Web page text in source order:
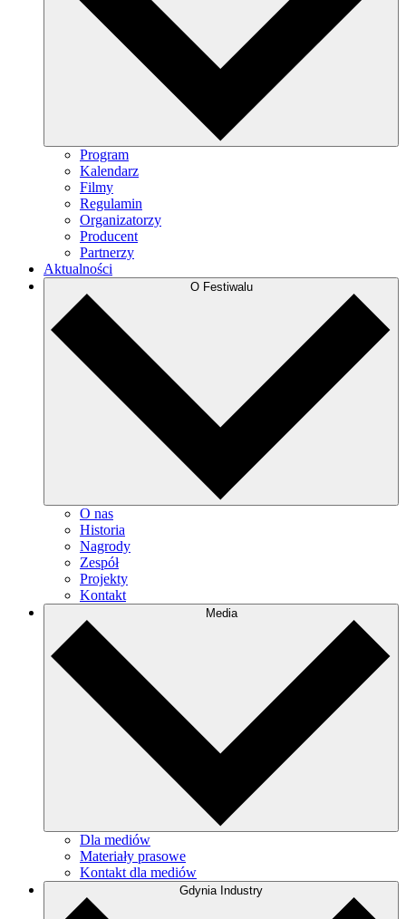
Program
Kalendarz
Filmy
Regulamin
Organizatorzy
Producent
Partnerzy
Aktualności
O Festiwalu
O nas
Historia
Nagrody
Zespół
Projekty
Kontakt
Media
Dla mediów
Materiały prasowe
Kontakt dla mediów
Gdynia Industry